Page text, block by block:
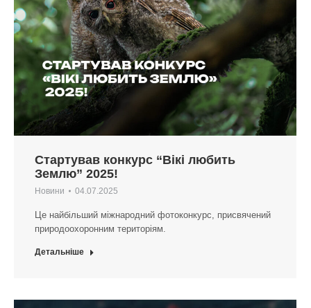
Стартував конкурс “Вікі любить
Землю” 2025!
Новини 04.07.2025
Це найбільший міжнародний фотоконкурс, присвячений
природоохоронним територіям.
Детальніше